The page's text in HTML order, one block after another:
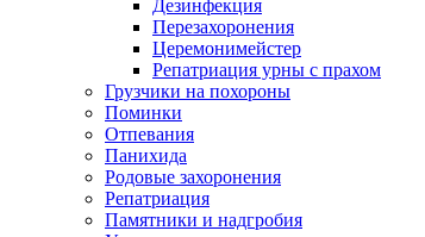
Дезинфекция
Перезахоронения
Церемонимейстер
Репатриация урны с прахом
Грузчики на похороны
Поминки
Отпевания
Панихида
Родовые захоронения
Репатриация
Памятники и надгробия